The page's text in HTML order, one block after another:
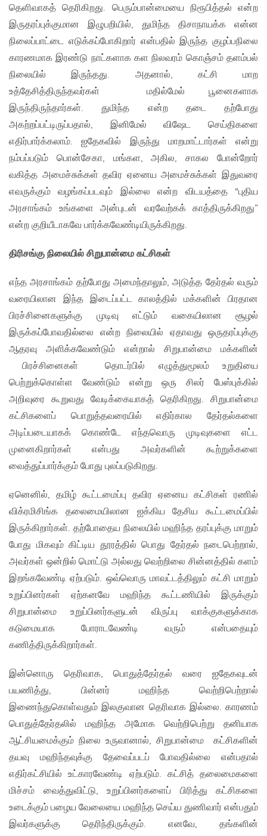
தெளிவாகத் தெரிகிறது. பெரும்பான்மையை நிரூபித்தல் என்ற
இருதரப்புக்குமான இழுபறியில், துமிந்த திசாநாயக்க என்ன
நிலைப்பாட்டை எடுக்கப்போகிறார் என்பதில் இருந்த குழப்பநிலை
காரணமாக இரண்டு நாட்களாக கள நிலவரம் கொஞ்சம் தளம்பல்
நிலையில் இருந்தது. அதனால், கட்சி மாற
உத்தேசித்திருந்தவர்கள் மதில்மேல் பூனைகளாக
இருந்திருந்தார்கள். துமிந்த என்ற தடை தற்போது
அகற்றப்பட்டிருப்பதால், இனிமேல் விஷேட செய்திகளை
எதிர்பார்க்கலாம். ஐதேகவில் இருந்து மாறமாட்டார்கள் என்று
நம்பப்படும் பொன்சேகா, மங்கள, அகில, சாகல போன்றோர்
வகித்த அமைச்சுக்கள் தவிர ஏனைய அமைச்சுக்கள் இதுவரை
எவருக்கும் வழங்கப்படவும் இல்லை என்ற விடயத்தை “புதிய
அரசாங்கம் உங்களை அன்புடன் வரவேற்கக் காத்திருக்கிறது”
என்ற குறியீடாகவே பார்க்கவேண்டியிருக்கிறது.
திரிசங்கு நிலையில் சிறுபான்மை கட்சிகள்
எந்த அரசாங்கம் தற்போது அமைந்தாலும், அடுத்த தேர்தல் வரும்
வரையிலான இந்த இடைப்பட்ட காலத்தில் மக்களின் பிரதான
பிரச்சினைகளுக்கு முடிவு எட்டும் வகையிலான சூழல்
இருக்கப்போவதில்லை என்ற நிலையில் ஏதாவது ஒருதரப்புக்கு
ஆதரவு அளிக்கவேண்டும் என்றால் சிறுபான்மை மக்களின்
பிரச்சினைகள் தொடர்பில் எழுத்துமூலம் உறுதியை
பெற்றுக்கொள்ள வேண்டும் என்று ஒரு சிலர் பேஸ்புக்கில்
அறிவுரை கூறுவது வேடிக்கையாகத் தெரிகிறது. சிறுபான்மை
கட்சிகளைப் பொறுத்தவரையில் எதிர்கால தேர்தல்களை
அடிப்படையாகக் கொண்டே எந்தவொரு முடிவுகளை எட்ட
முனைகிறார்கள் என்பது அவர்களின் கூற்றுக்களை
வைத்துப்பார்க்கும் போது புலப்படுகிறது.
ஏனெனில், தமிழ் கூட்டமைப்பு தவிர ஏனைய கட்சிகள் ரணில்
விக்ரமிசிங்க தலைமையிலான ஐக்கிய தேசிய கூட்டமைப்பில்
இருக்கிறார்கள். தற்போதைய நிலையில் மஹிந்த தரப்புக்கு மாறும்
போது மிகவும் கிட்டிய தூரத்தில் பொது தேர்தல் நடைபெற்றால்,
அவர்கள் ஒன்றில் மொட்டு அல்லது வெற்றிலை சின்னத்தில் களம்
இறங்கவேண்டி ஏற்படும். ஒவ்வொரு மாவட்டத்திலும் கட்சி மாறும்
உறுப்பினர்கள் ஏற்கனவே மஹிந்த கூட்டணியில் இருக்கும்
சிறுபான்மை உறுப்பினர்களுடன் விருப்பு வாக்குகளுக்காக
கடுமையாக போராடவேண்டி வரும் என்பதையும்
கணித்திருக்கிறார்கள்.
இன்னொரு தெரிவாக, பொதுத்தேர்தல் வரை ஐதேகவுடன்
பயணித்து, பின்னர் மஹிந்த வெற்றிபெற்றால்
இணைந்துகொள்வதும் இலகுவான தெரிவாக இல்லை. காரணம்
பொதுத்தேர்தலில் மஹிந்த அமோக வெற்றிபெற்று தனியாக
ஆட்சியமைக்கும் நிலை உருவானால், சிறுபான்மை கட்சிகளின்
தயவு மஹிந்தவுக்கு தேவைப்படப் போவதில்லை என்பதால்
எதிர்கட்சியில் உட்காரவேண்டி ஏற்படும். கட்சித் தலைமைகளை
மிச்சம் வைத்துவிட்டு, உறுப்பினர்களைப் பிரித்து கட்சிகளை
உடைக்கும் பழைய வேலையை மஹிந்த செய்ய துணிவார் என்பதும்
இவர்களுக்கு தெரிந்திருக்கும். எனவே, தங்களின்